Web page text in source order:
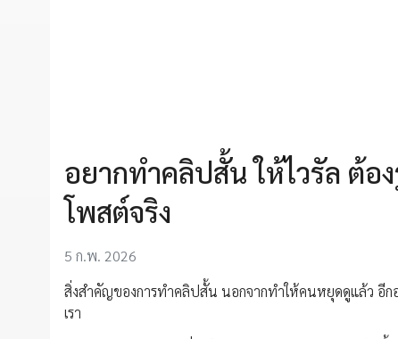
อยากทำคลิปสั้น ให้ไวรัล ต้อ
โพสต์จริง
5 ก.พ. 2026
สิ่งสำคัญของการทำคลิปสั้น นอกจากทำให้คนหยุดดูแล้ว อีก
เรา